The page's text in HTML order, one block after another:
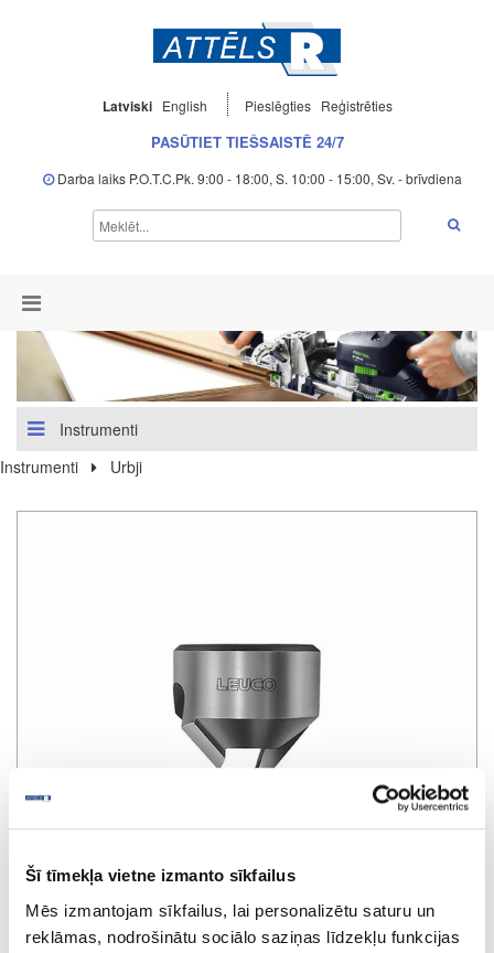
Šī tīmekļa vietne izmanto sīkfailus
Mēs izmantojam sīkfailus, lai personalizētu saturu un
reklāmas, nodrošinātu sociālo saziņas līdzekļu funkcijas
Latviski English Pieslēgties Reģistrēties
PASŪTIET TIEŠSAISTĒ 24/7
Darba laiks P.O.T.C.Pk. 9:00 - 18:00, S. 10:00 - 15:00, Sv. - brīvdiena
Instrumenti
Instrumenti
Urbji